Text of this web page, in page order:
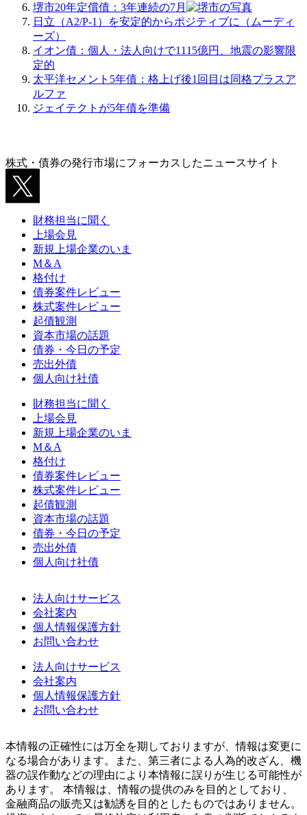
堺市20年定償債：3年連続の7月
日立（A2/P-1）を安定的からポジティブに（ムーディ
ーズ）
イオン債：個人・法人向けで1115億円、地震の影響限
定的
太平洋セメント5年債：格上げ後1回目は同格プラスア
ルファ
ジェイテクトが5年債を準備
株式・債券の発行市場にフォーカスしたニュースサイト
財務担当に聞く
上場会見
新規上場企業のいま
M＆A
格付け
債券案件レビュー
株式案件レビュー
起債観測
資本市場の話題
債券・今日の予定
売出外債
個人向け社債
財務担当に聞く
上場会見
新規上場企業のいま
M＆A
格付け
債券案件レビュー
株式案件レビュー
起債観測
資本市場の話題
債券・今日の予定
売出外債
個人向け社債
法人向けサービス
会社案内
個人情報保護方針
お問い合わせ
法人向けサービス
会社案内
個人情報保護方針
お問い合わせ
本情報の正確性には万全を期しておりますが、情報は変更に
なる場合があります。また、第三者による人為的改ざん、機
器の誤作動などの理由により本情報に誤りが生じる可能性が
あります。 本情報は、情報の提供のみを目的としており、
金融商品の販売又は勧誘を目的としたものではありません。